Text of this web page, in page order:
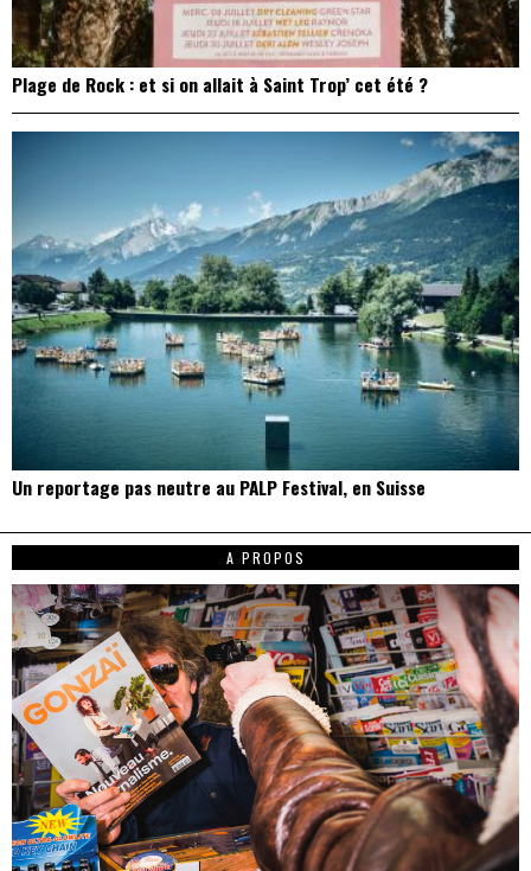
Plage de Rock : et si on allait à Saint Trop’ cet été ?
Un reportage pas neutre au PALP Festival, en Suisse
A PROPOS